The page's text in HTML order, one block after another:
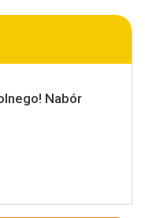
Nabór